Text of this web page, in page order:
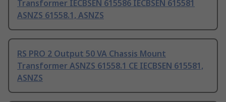
Transformer IECBSEN 615586 IECBSEN 615581
ASNZS 61558.1, ASNZS
RS PRO 2 Output 50 VA Chassis Mount
Transformer ASNZS 61558.1 CE IECBSEN 615581,
ASNZS